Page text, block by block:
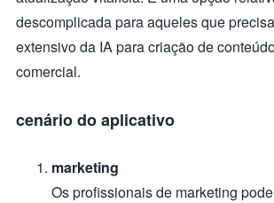
descomplicada para aqueles que
extensivo da IA para criação de
comercial.
cenário do aplicativo
marketing
Os profissionais de marketing